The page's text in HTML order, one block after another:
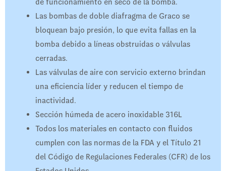
de funcionamiento en seco de la bomba.
Las bombas de doble diafragma de Graco se
bloquean bajo presión, lo que evita fallas en la
bomba debido a líneas obstruidas o válvulas
cerradas.
Las válvulas de aire con servicio externo brindan
una eficiencia líder y reducen el tiempo de
inactividad.
Sección húmeda de acero inoxidable 316L
Todos los materiales en contacto con fluidos
cumplen con las normas de la FDA y el Título 21
del Código de Regulaciones Federales (CFR) de los